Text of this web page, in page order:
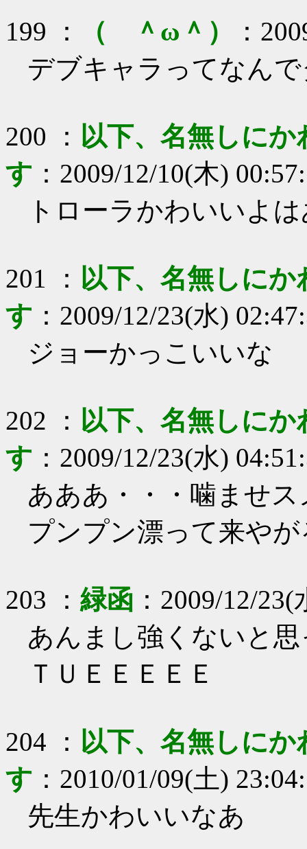
199 ： （ ＾ω＾） ：
デブキャラってなん
200 ： 以下、名無しに
す ： 2009/12/10(木)
トローラかわいいよ
201 ： 以下、名無しに
す ： 2009/12/23(水)
ジョーかっこいいな
202 ： 以下、名無しに
す ： 2009/12/23(水)
あああ・・・噛ませ
プンプン漂って来や
203 ： 緑函 ： 2009/12/23(
あんまし強くないと
ＴＵＥＥＥＥＥ
204 ： 以下、名無しに
す ： 2010/01/09(土)
先生かわいいなあ